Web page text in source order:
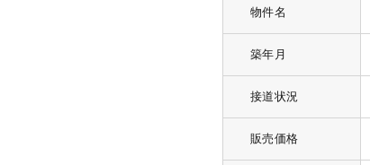
物件名
築年月
接道状況
販売価格